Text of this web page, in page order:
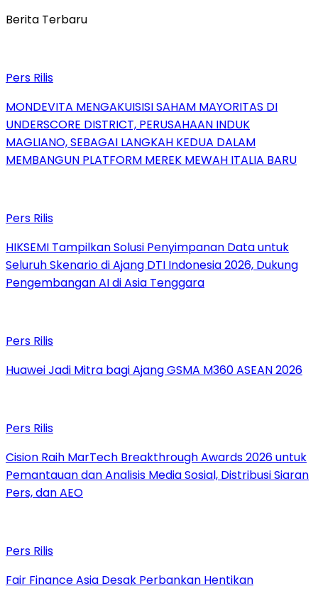
Berita Terbaru
Pers Rilis
MONDEVITA MENGAKUISISI SAHAM MAYORITAS DI
UNDERSCORE DISTRICT, PERUSAHAAN INDUK
MAGLIANO, SEBAGAI LANGKAH KEDUA DALAM
MEMBANGUN PLATFORM MEREK MEWAH ITALIA BARU
Pers Rilis
HIKSEMI Tampilkan Solusi Penyimpanan Data untuk
Seluruh Skenario di Ajang DTI Indonesia 2026, Dukung
Pengembangan AI di Asia Tenggara
Pers Rilis
Huawei Jadi Mitra bagi Ajang GSMA M360 ASEAN 2026
Pers Rilis
Cision Raih MarTech Breakthrough Awards 2026 untuk
Pemantauan dan Analisis Media Sosial, Distribusi Siaran
Pers, dan AEO
Pers Rilis
Fair Finance Asia Desak Perbankan Hentikan